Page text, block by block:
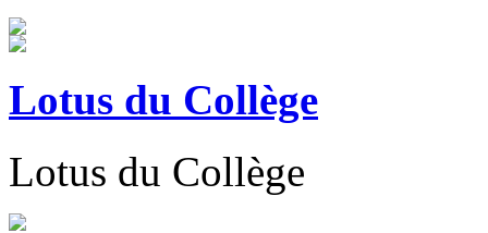
Lotus du Collège
Lotus du Collège